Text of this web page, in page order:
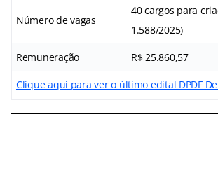
Número de vagas
40 cargos para
1.588/2025)
Remuneração R$ 25.860,57
Clique aqui para ver o último edital DPDF